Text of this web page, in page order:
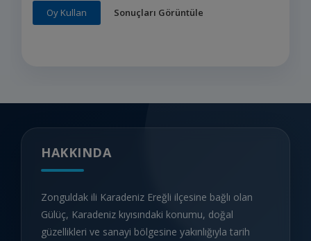
Oy Kullan Sonuçları Görüntüle
HAKKINDA
Zonguldak ili Karadeniz Ereğli ilçesine bağlı olan
Gülüç, Karadeniz kıyısındaki konumu, doğal
güzellikleri ve sanayi bölgesine yakınlığıyla tarih